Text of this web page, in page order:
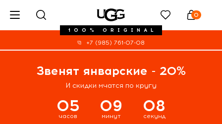
100% ORIGINAL
0
+7 (985) 761-07-08
Звенят январские - 20%
И скидки мчатся по кругу
05
часов
09
минут
08
секунд